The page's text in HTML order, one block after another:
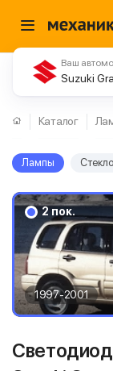
Ваш
Suzuki
Каталог
Лампы
2 пок.
1997-2001